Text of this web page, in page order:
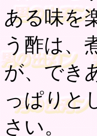
ある味を
う酢は、
が、でき
っぱりと
さい。